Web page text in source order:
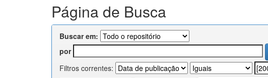
Página de Busca
Buscar em:
por
Filtros correntes: